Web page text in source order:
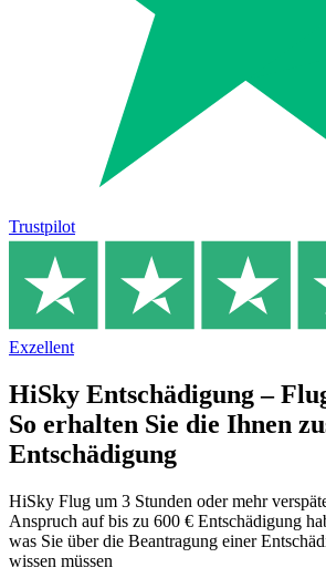
Trustpilot
Exzellent
HiSky Entschädigung –
So erhalten Sie die Ihnen
Entschädigung
HiSky Flug um 3 Stunden oder mehr
Anspruch auf bis zu 600 € Entschädigung
was Sie über die Beantragung einer
wissen müssen